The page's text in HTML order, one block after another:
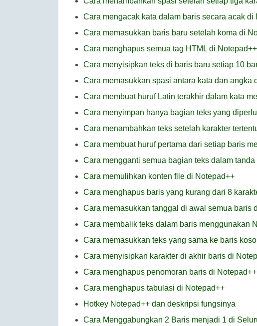
Cara mengacak kata dalam baris secara acak di
Cara memasukkan baris baru setelah koma di
Cara menghapus semua tag HTML di Notepad++
Cara menyisipkan teks di baris baru setiap 10
Cara memasukkan spasi antara kata dan angka
Cara membuat huruf Latin terakhir dalam kata
Cara menyimpan hanya bagian teks yang
Cara menambahkan teks setelah karakter
Cara membuat huruf pertama dari setiap baris
Cara mengganti semua bagian teks dalam
Cara memulihkan konten file di Notepad++
Cara menghapus baris yang kurang dari 8
Cara memasukkan tanggal di awal semua baris
Cara membalik teks dalam baris menggunakan
Cara memasukkan teks yang sama ke baris
Cara menyisipkan karakter di akhir baris di
Cara menghapus penomoran baris di Notepad++
Cara menghapus tabulasi di Notepad++
Hotkey Notepad++ dan deskripsi fungsinya
Cara Menggabungkan 2 Baris menjadi 1 di